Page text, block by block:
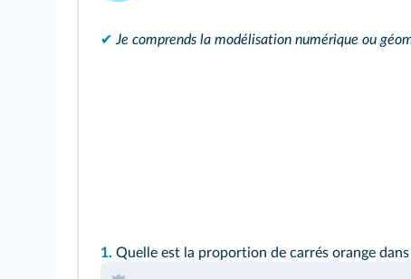
✔ Je comprends la modélisation numérique ou
1. Quelle est la proportion de carrés orange